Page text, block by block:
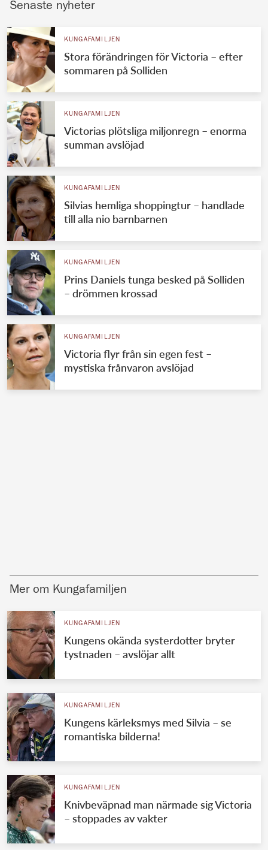
Senaste nyheter
KUNGAFAMILJEN
Stora förändringen för Victoria – efter
sommaren på Solliden
KUNGAFAMILJEN
Victorias plötsliga miljonregn – enorma
summan avslöjad
KUNGAFAMILJEN
Silvias hemliga shoppingtur – handlade
till alla nio barnbarnen
KUNGAFAMILJEN
Prins Daniels tunga besked på Solliden
– drömmen krossad
KUNGAFAMILJEN
Victoria flyr från sin egen fest –
mystiska frånvaron avslöjad
Mer om Kungafamiljen
KUNGAFAMILJEN
Kungens okända systerdotter bryter
tystnaden – avslöjar allt
KUNGAFAMILJEN
Kungens kärleksmys med Silvia – se
romantiska bilderna!
KUNGAFAMILJEN
Knivbeväpnad man närmade sig Victoria
– stoppades av vakter